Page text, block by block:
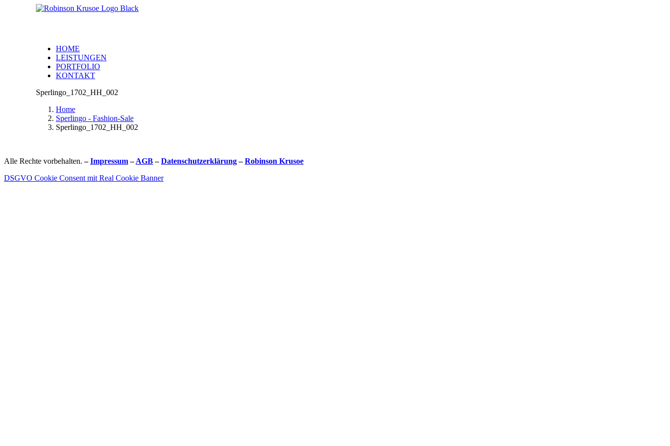
HOME
LEISTUNGEN
PORTFOLIO
KONTAKT
Sperlingo_1702_HH_002
Home
Sperlingo - Fashion-Sale
Sperlingo_1702_HH_002
Alle Rechte vorbehalten.– Impressum–AGB–Datenschutzerklärung–Robinson Krusoe
DSGVO Cookie Consent mit Real Cookie Banner